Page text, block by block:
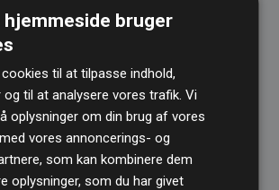
effekt, som i gennemsnit svarer til
CO₂ som den estimerede
er verificeret gennem Gold
international ordning, der sikrer høj
i klimainvesteringer.
mere om de konkrete projekter
hjemmeside bruger
til at tilpasse indhold,
og til at analysere vores trafik. Vi
oplysninger om din brug af vores
vores annoncerings- og
som kan kombinere dem
oplysninger, som du har givet